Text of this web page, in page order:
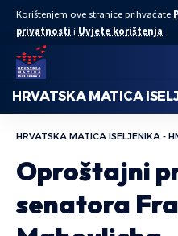
Korištenjem ove stranice prihvaćate
privatnosti i Uvjete korištenja.
HRVATSKA MATICA
HRVATSKA MATICA ISELJENIKA -
Oproštajni
senatora